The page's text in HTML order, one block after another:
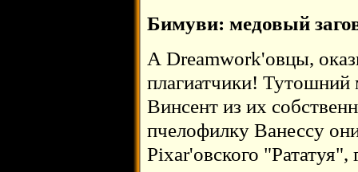
Бимуви: медовый
А Dreamwork'овцы,
плагиатчики! Тутошний
Винсент из их
пчелофилку Ванессу
Pixar'овского "Рататуя",